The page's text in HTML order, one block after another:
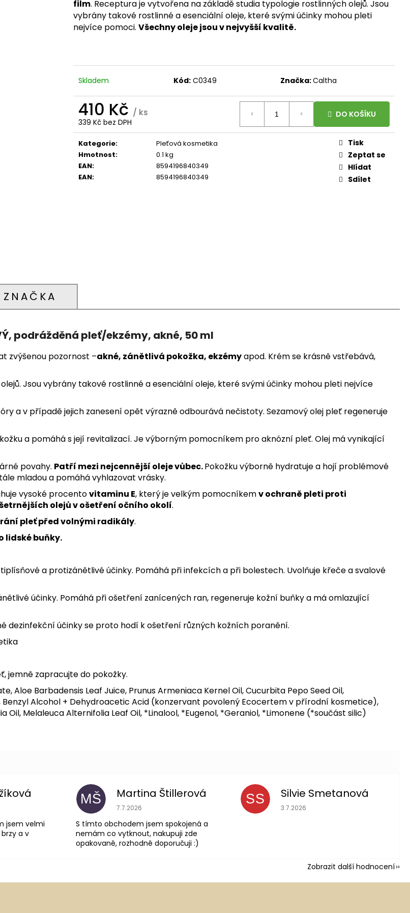
film. Receptura je vytvořena na základě studia typologie rostlinných olejů. Jsou
vybrány takové rostlinné a esenciální oleje, které svými účinky mohou pleti
nejvíce pomoci. Všechny oleje jsou v nejvyšší kvalitě.
Skladem Kód: C0349 Značka:Caltha
410 Kč / ks
339 Kč bez DPH
Měrná
cena:
DO KOŠÍKU
Kategorie:
Pleťová kosmetika
Hmotnost:
0.1 kg
EAN:
8594196840349
EAN: 8594196840349
Tisk
Zeptat se
Hlídat
Sdílet
ZNAČKA
podrážděná pleť/ekzémy, akné, 50 ml
zvýšenou pozornost –akné, zánětlivá pokožka, ekzémyapod. Krém se krásně vstřebává,
Jsou vybrány takové rostlinné a esenciální oleje, které svými účinky mohou pleti nejvíce
a v případě jejich zanesení opět výrazně odbourává nečistoty. Sezamový olej pleť regeneruje
a pomáhá s její revitalizací. Je výborným pomocníkem pro aknózní pleť. Olej má vynikající
povahy. Patří mezi nejcennější oleje vůbec.Pokožku výborně hydratuje a hojí problémové
mladou a pomáhá vyhlazovat vrásky.
vysoké procentovitaminu E, který je velkým pomocníkemv ochraně pleti proti
olejů v ošetření očního okolí.
pleť před volnými radikály.
lidské buňky.
a protizánětlivé účinky. Pomáhá při infekcích a při bolestech. Uvolňuje křeče a svalové
účinky. Pomáhá při ošetření zanícených ran, regeneruje kožní buňky a má omlazující
dezinfekční účinky se proto hodí k ošetření různých kožních poranění.
jemně zapracujte do pokožky.
Aloe Barbadensis Leaf Juice, Prunus Armeniaca Kernel Oil, Cucurbita Pepo Seed Oil,
Benzyl Alcohol + Dehydroacetic Acid (konzervant povolený Ecocertem v přírodní kosmetice),
Oil, Melaleuca Alternifolia Leaf Oil, *Linalool, *Eugenol, *Geraniol, *Limonene (*součást silic)
je 5 z 5 hvězdiček.
jsem velmi
a v
MŠ Martina Štillerová
Hodnocení obchodu je 5 z 5 hvězdiček.
7.7.2026
S tímto obchodem jsem spokojená a
nemám co vytknout, nakupuji zde
opakovaně, rozhodně doporučuji :)
SS Silvie Smetanová
Hodnocení obchodu je 5 z 5
3.7.2026
Zobrazit další hodnocení
KAPSLÍ VYSOKÁ DÁVKA D3 A
PATENTOVANÁ FORMA K2 JAKO MK-7
K2VITAL®DELTA, 100 DÁVEK